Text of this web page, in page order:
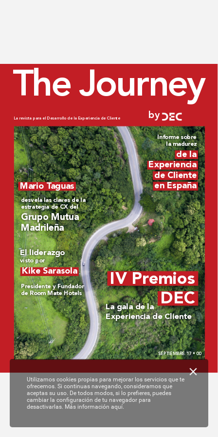
The Journey
by
La revista para el Desarrollo de la Experiencia de Cliente
IV Premios
DEC
SEPTIEMBRE 17 • 00
Mario Taguas
desvela las claves de la
estrategia de CX del
Grupo Mutua
Madrileña
Informe sobre
la madurez
de la
Experiencia
de Cliente
en España
Kike Sarasola
El liderazgo
visto por
Presidente y Fundador
de Room Mate Hotels
La gala de la
Experiencia de Cliente
Utilizamos cookies propias para mejorar los servicios que te
ofrecemos. Si continuas navegando, consideramos que
aceptas su uso. De todos modos, si lo prefieres, puedes
cambiar la configuración de tu navegador para
desactivarlas. Más información aquí.